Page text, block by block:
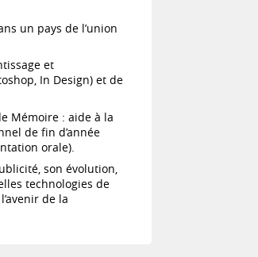
un pays de l’union
et
In Design) et de
Mémoire : aide à la
de fin d’année
orale).
son évolution,
technologies de
de la